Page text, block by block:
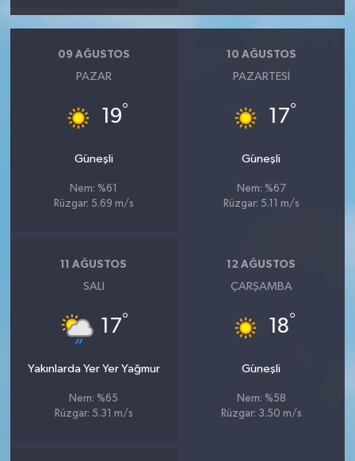
09 AĞUSTOS
PAZAR
19°
Güneşli
Nem: %61
Rüzgar: 5.69 m/s
10 AĞUSTOS
PAZARTESI
17°
Güneşli
Nem: %67
Rüzgar: 5.11 m/s
11 AĞUSTOS
SALI
17°
Yakınlarda Yer Yer Yağmur
Nem: %65
Rüzgar: 5.31 m/s
12 AĞUSTOS
ÇARŞAMBA
18°
Güneşli
Nem: %58
Rüzgar: 3.50 m/s